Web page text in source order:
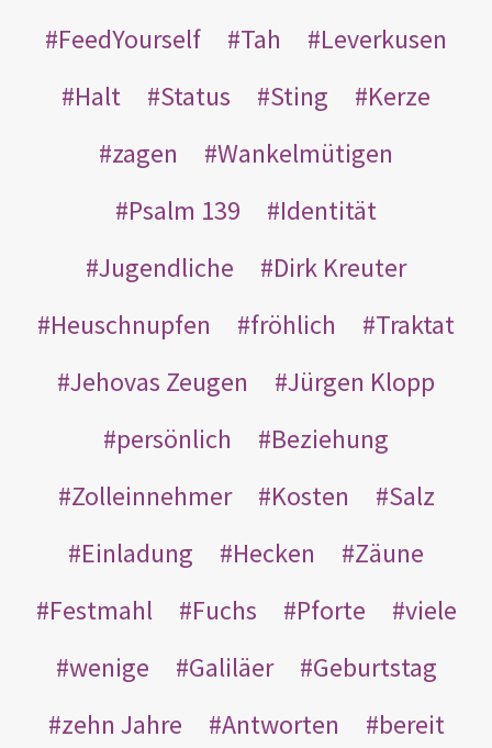
FeedYourself
Tah
Leverkusen
Halt
Status Sting
Kerze
zagen
Wankelmütigen
Psalm 139
Identität
Jugendliche
Dirk Kreuter
Heuschnupfen
fröhlich
Traktat
Jehovas Zeugen
Jürgen Klopp
persönlich
Beziehung
Zolleinnehmer
Kosten
Salz
Einladung
Hecken
Zäune
Festmahl
Fuchs Pforte
viele
wenige
Galiläer
Geburtstag
zehn Jahre
Antworten
bereit